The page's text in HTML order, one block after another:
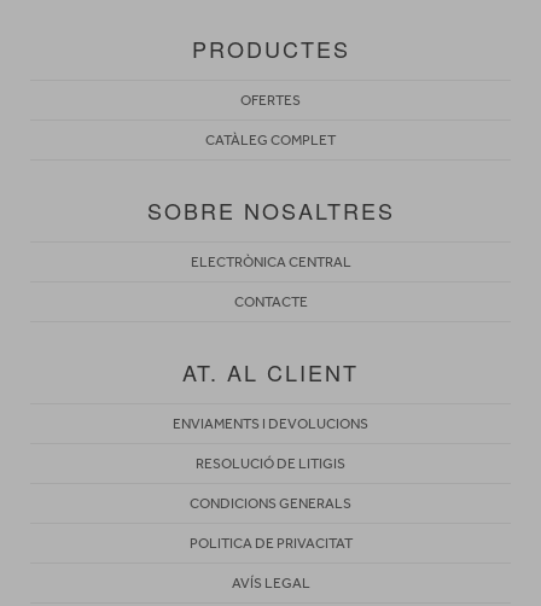
PRODUCTES
OFERTES
CATÀLEG COMPLET
SOBRE NOSALTRES
ELECTRÒNICA CENTRAL
CONTACTE
AT. AL CLIENT
ENVIAMENTS I DEVOLUCIONS
RESOLUCIÓ DE LITIGIS
CONDICIONS GENERALS
POLITICA DE PRIVACITAT
AVÍS LEGAL